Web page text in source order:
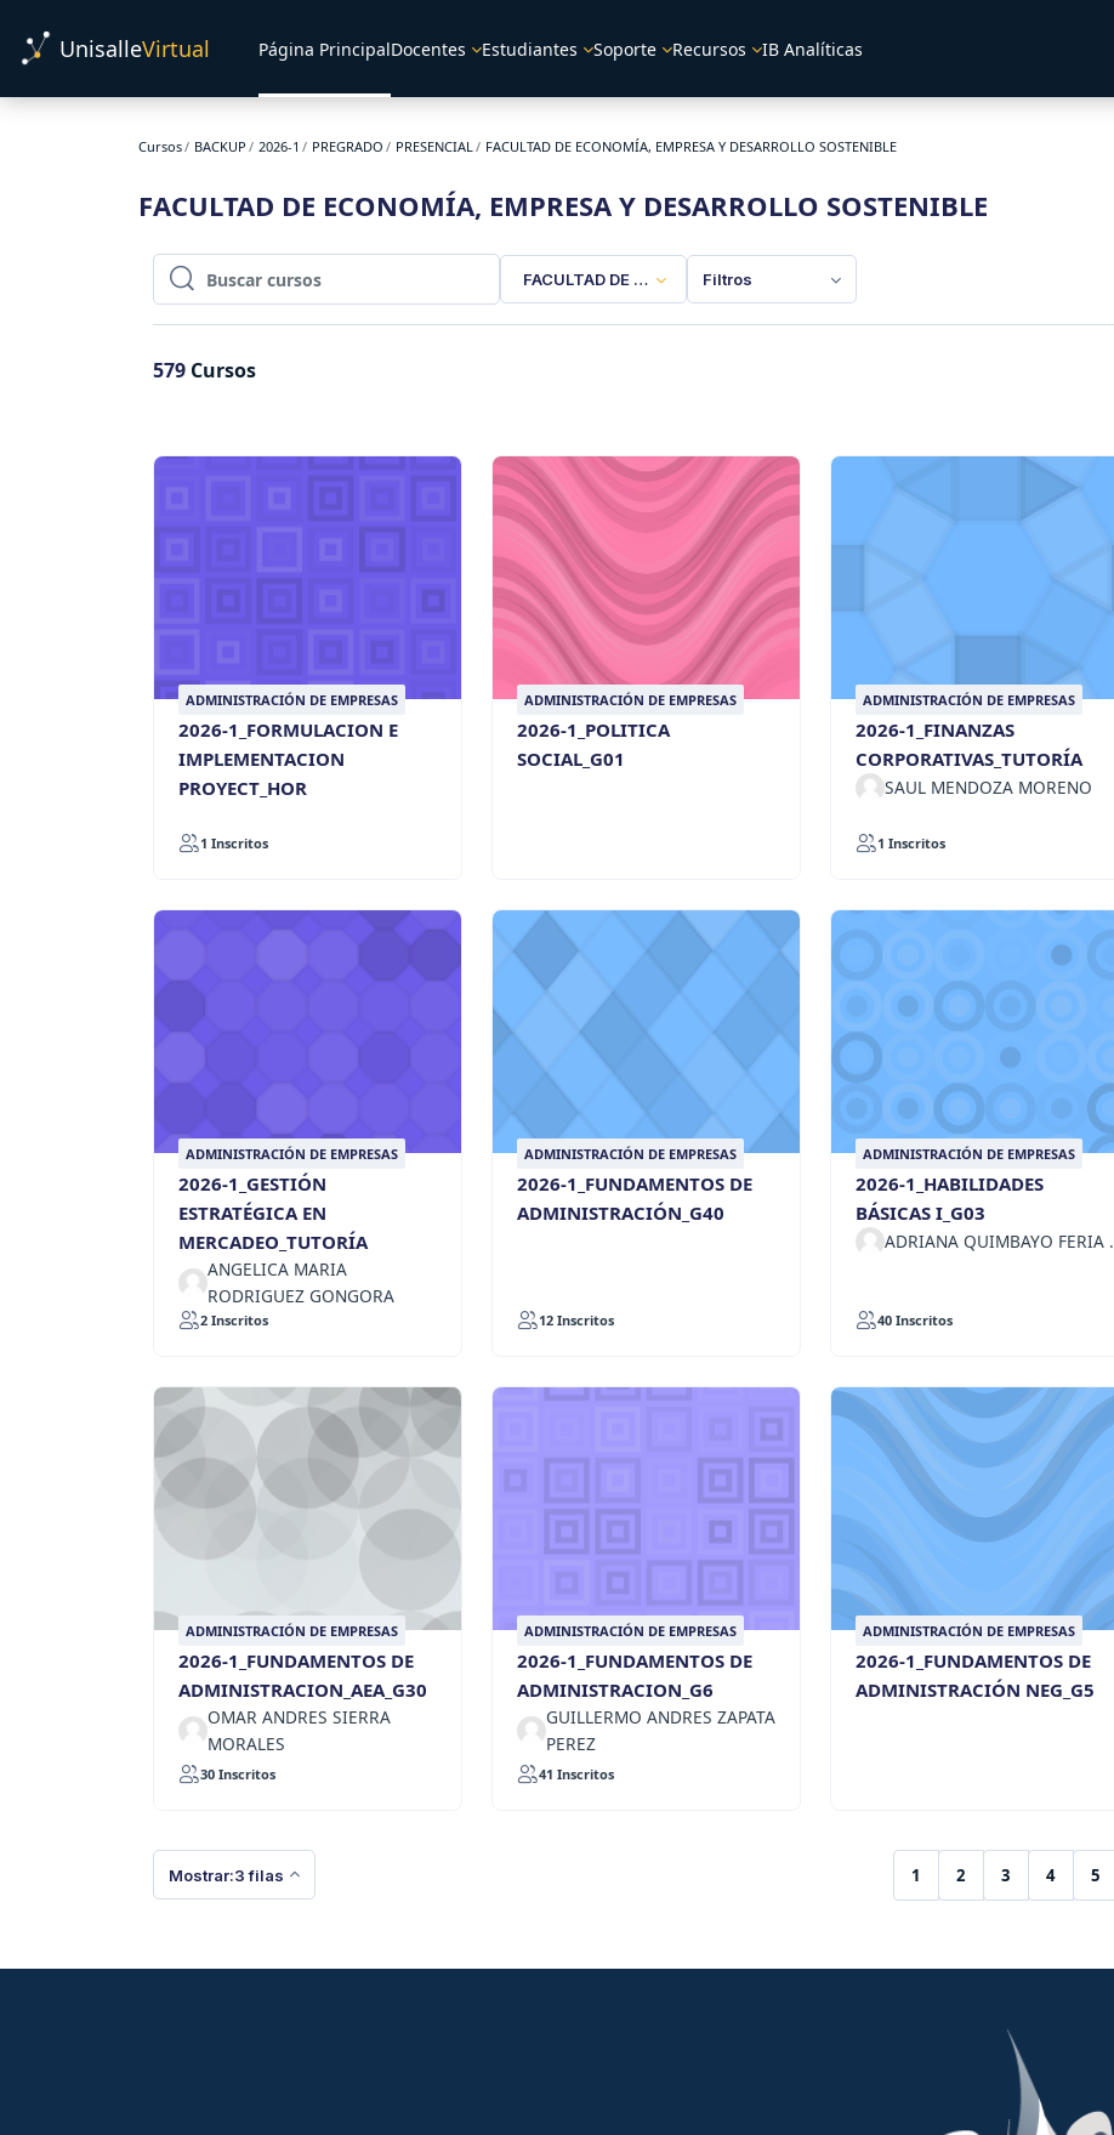
UnisalleVirtual Página PrincipalDocentes Estudiantes Soporte Recursos IB Analíticas
Cursos BACKUP 2026-1 PREGRADO PRESENCIAL FACULTAD DE ECONOMÍA, EMPRESA Y DESARROLLO SOSTENIBLE
FACULTAD DE ECONOMÍA, EMPRESA Y DESARROLLO SOSTENIBLE
Buscar cursos
Buscar cursos FACULTAD DE ECONOMÍA, EMPRESA Y DESARROLLO SOSTENIBLE
Filtros
579 Cursos
ADMINISTRACIÓN DE EMPRESAS
2026-1_FORMULACION E
IMPLEMENTACION
PROYECT_HOR
1 Inscritos
ADMINISTRACIÓN DE EMPRESAS
2026-1_POLITICA
SOCIAL_G01
ADMINISTRACIÓN DE EMPRESAS
2026-1_FINANZAS
CORPORATIVAS_TUTORÍA
SAUL MENDOZA MORENO
1 Inscritos
ADMINISTRACIÓN DE EMPRESAS
2026-1_GESTIÓN
ESTRATÉGICA EN
MERCADEO_TUTORÍA
ANGELICA MARIA
RODRIGUEZ GONGORA
2 Inscritos
ADMINISTRACIÓN DE EMPRESAS
2026-1_FUNDAMENTOS DE
ADMINISTRACIÓN_G40
12 Inscritos
ADMINISTRACIÓN DE EMPRESAS
2026-1_HABILIDADES
BÁSICAS I_G03
ADRIANA QUIMBAYO FERIA .
40 Inscritos
ADMINISTRACIÓN DE EMPRESAS
2026-1_FUNDAMENTOS DE
ADMINISTRACION_AEA_G30
OMAR ANDRES SIERRA
MORALES
30 Inscritos
ADMINISTRACIÓN DE EMPRESAS
2026-1_FUNDAMENTOS DE
ADMINISTRACION_G6
GUILLERMO ANDRES ZAPATA
PEREZ
41 Inscritos
ADMINISTRACIÓN DE EMPRESAS
2026-1_FUNDAMENTOS DE
ADMINISTRACIÓN NEG_G5
Mostrar:3 filas 1
(current)
2 3 4 5